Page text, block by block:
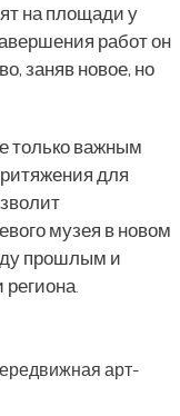
на площади у
работ он
заняв новое, но
только важным
для
музея в новом
прошлым и
арт-